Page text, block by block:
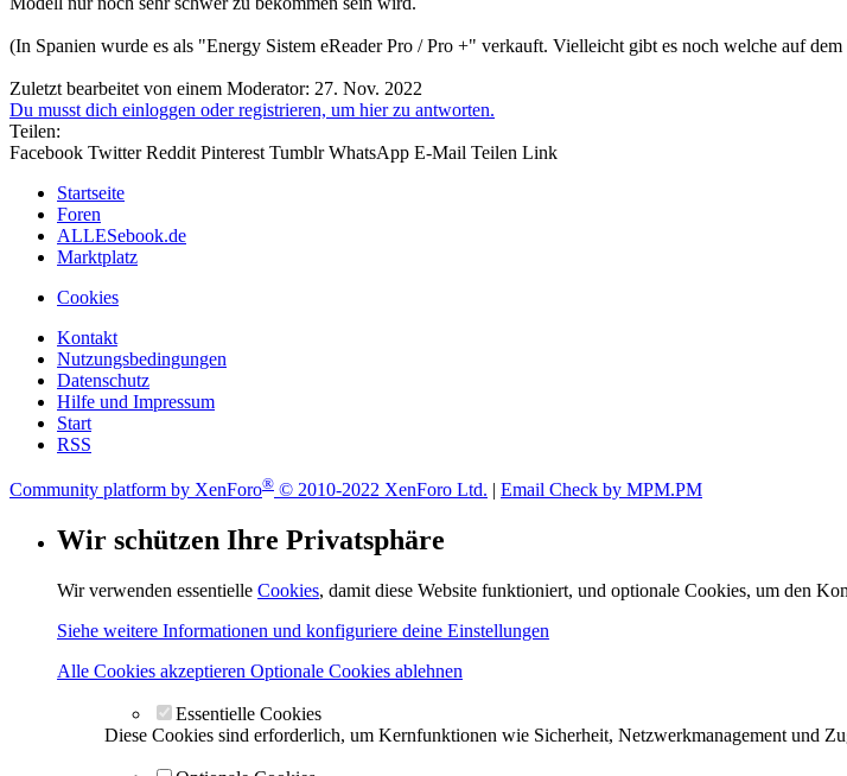
(In Spanien wurde es als "Energy Sistem eReader Pro / Pro +" verkauft. Vielleicht gibt es noch welche auf
Zuletzt bearbeitet von einem Moderator: 27. Nov. 2022
Du musst dich einloggen oder registrieren, um hier zu antworten.
Teilen:
Facebook Twitter Reddit Pinterest Tumblr WhatsApp E-Mail Teilen Link
Startseite
Foren
ALLESebook.de
Marktplatz
Cookies
Kontakt
Nutzungsbedingungen
Datenschutz
Hilfe und Impressum
Start
RSS
Community platform by XenForo® © 2010-2022 XenForo Ltd. Email Check by MPM.PM
Wir schützen Ihre Privatsphäre
Wir verwenden essentielle Cookies, damit diese Website funktioniert, und optionale Cookies, um den
Siehe weitere Informationen und konfiguriere deine Einstellungen
Alle Cookies akzeptieren Optionale Cookies ablehnen
Essentielle Cookies
Diese Cookies sind erforderlich, um Kernfunktionen wie Sicherheit, Netzwerkmanagement und